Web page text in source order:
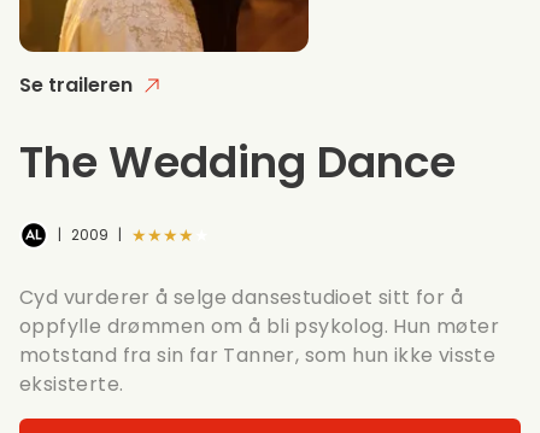
Se traileren
The Wedding Dance
| 2009 | ★★★★★
Cyd vurderer å selge dansestudioet sitt for å
oppfylle drømmen om å bli psykolog. Hun møter
motstand fra sin far Tanner, som hun ikke visste
eksisterte.